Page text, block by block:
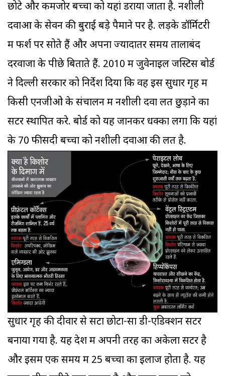
छोटे और कमजोर बच्चों को यहां डराया जाता है. नशीली
दवाओं के सेवन की बुराई बड़े पैमाने पर है. लड़के डॉर्मिटरी
में फर्श पर सोते हैं और अपना ज्यादातर समय तालाबंद
दरवाजों के पीछे बिताते हैं. 2010 में जुवेनाइल जस्टिस बोर्ड
ने दिल्ली सरकार को निर्देश दिया कि वह इस सुधार गृह में
किसी एनजीओ के संचालन में नशीली दवा लत छुड़ाने का
सेंटर स्थापित करे. बोर्ड को यह जानकर धक्का लगा कि यहां
के 70 फीसदी बच्चों को नशीली दवाओं की लत है.
सुधार गृह की दीवार से सटा छोटा-सा डी-एडिक्शन सेंटर
बनाया गया है. यह देश में अपनी तरह का अकेला सेंटर है
और इसमें एक समय में 25 बच्चों का इलाज होता है. यह